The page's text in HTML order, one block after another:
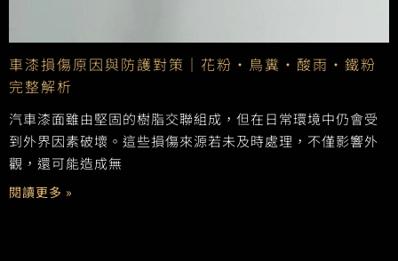
車漆損傷原因與防護對策｜花粉・鳥糞・酸雨・鐵粉
完整解析
汽車漆面雖由堅固的樹脂交聯組成，但在日常環境中仍會受
到外界因素破壞。這些損傷來源若未及時處理，不僅影響外
觀，還可能造成無
閱讀更多 »